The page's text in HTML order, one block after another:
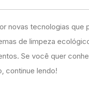
novas tecnologias que
de limpeza
Se você quer
continue lendo!